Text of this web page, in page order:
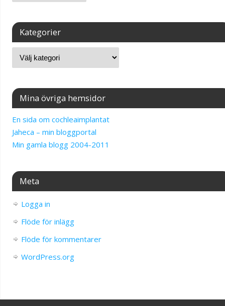
Kategorier
Mina övriga hemsidor
En sida om cochleaimplantat
Jaheca – min bloggportal
Min gamla blogg 2004-2011
Meta
Logga in
Flöde för inlägg
Flöde för kommentarer
WordPress.org